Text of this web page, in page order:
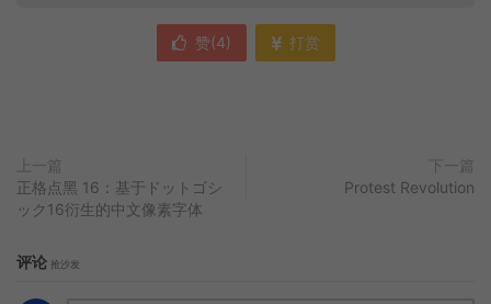
赞(4) 打赏
上一篇
正格点黑 16：基于ドットゴシ
ック16衍生的中文像素字体
下一篇
Protest Revolution
评论 抢沙发